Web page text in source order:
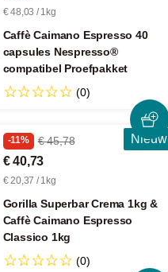
€ 48,03 / 1kg
Caffè Caimano Espresso 40
capsules Nespresso®
compatibel Proefpakket
(0)
Nieuw
-11% € 45,78
€ 40,73
€ 20,37 / 1kg
Gorilla Superbar Crema 1kg &
Caffè Caimano Espresso
Classico 1kg
(0)